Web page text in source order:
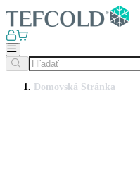
Domovská Stránka